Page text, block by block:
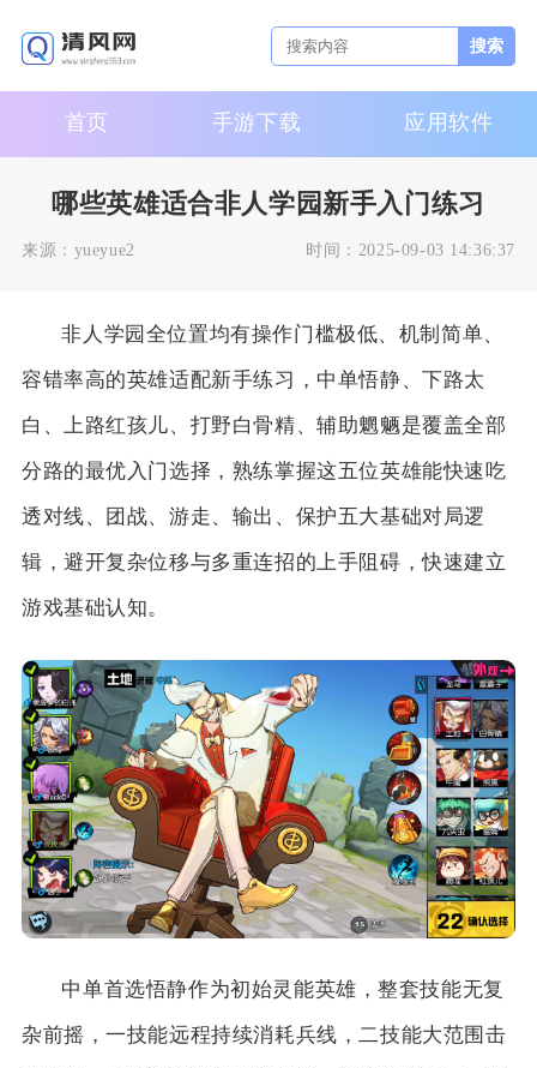
搜索
首页 手游下载 应用软件
哪些英雄适合非人学园新手入门练习
来源： yueyue2 时间： 2025-09-03 14:36:37
非人学园全位置均有操作门槛极低、机制简单、
容错率高的英雄适配新手练习，中单悟静、下路太
白、上路红孩儿、打野白骨精、辅助魍魉是覆盖全部
分路的最优入门选择，熟练掌握这五位英雄能快速吃
透对线、团战、游走、输出、保护五大基础对局逻
辑，避开复杂位移与多重连招的上手阻碍，快速建立
游戏基础认知。
中单首选悟静作为初始灵能英雄，整套技能无复
杂前摇，一技能远程持续消耗兵线，二技能大范围击